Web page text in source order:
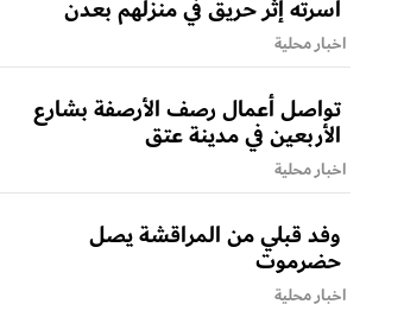
أسرته إثر حريق في منزلهم بعدن
اخبار محلية
تواصل أعمال رصف الأرصفة بشارع
الأربعين في مدينة عتق
اخبار محلية
وفد قبلي من المراقشة يصل
حضرموت
اخبار محلية